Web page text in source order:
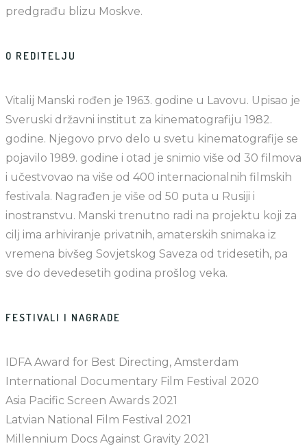
predgrađu blizu Moskve.
O REDITELJU
Vitalij Manski rođen je 1963. godine u Lavovu. Upisao je
Sveruski državni institut za kinematografiju 1982.
godine. Njegovo prvo delo u svetu kinematografije se
pojavilo 1989. godine i otad je snimio više od 30 filmova
i učestvovao na više od 400 internacionalnih filmskih
festivala. Nagrađen je više od 50 puta u Rusiji i
inostranstvu. Manski trenutno radi na projektu koji za
cilj ima arhiviranje privatnih, amaterskih snimaka iz
vremena bivšeg Sovjetskog Saveza od tridesetih, pa
sve do devedesetih godina prošlog veka.
FESTIVALI I NAGRADE
IDFA Award for Best Directing, Amsterdam
International Documentary Film Festival 2020
Asia Pacific Screen Awards 2021
Latvian National Film Festival 2021
Millennium Docs Against Gravity 2021